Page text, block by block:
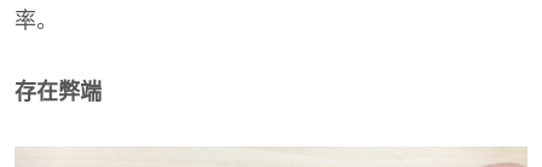
率。
存在弊端